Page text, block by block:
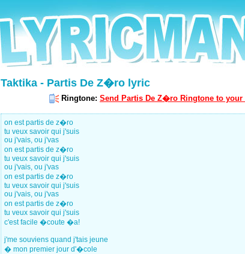
Taktika - Partis De Z�ro lyric
Ringtone: Send Partis De Z�ro Ringtone to your
on est partis de z�ro
tu veux savoir qui j'suis
ou j'vais, ou j'vas
on est partis de z�ro
tu veux savoir qui j'suis
ou j'vais, ou j'vas
on est partis de z�ro
tu veux savoir qui j'suis
ou j'vais, ou j'vas
on est partis de z�ro
tu veux savoir qui j'suis
c'est facile �coute �a!
j'me souviens quand j'tais jeune
� mon premier jour d'�cole